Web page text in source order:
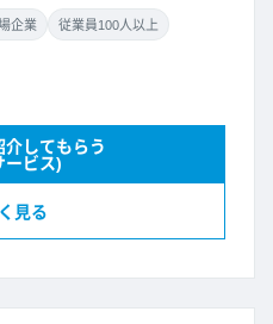
場企業 従業員100人以上
見る
介してもらう
ービス)